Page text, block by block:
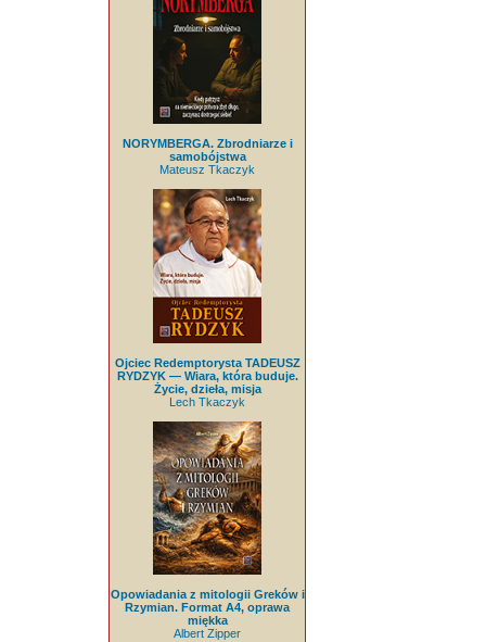
NORYMBERGA. Zbrodniarze i
samobójstwa
Mateusz Tkaczyk
Ojciec Redemptorysta TADEUSZ
RYDZYK — Wiara, która buduje.
Życie, dzieła, misja
Lech Tkaczyk
Opowiadania z mitologii Greków i
Rzymian. Format A4, oprawa
miękka
Albert Zipper